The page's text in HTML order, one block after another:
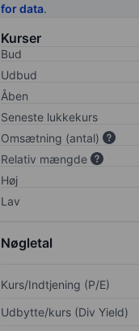
for data.
Kurser
Bud
Udbud
Åben
Seneste lukkekurs
Omsætning (antal)
Relativ mængde
Høj
Lav
Nøgletal
Kurs/Indtjening (P/E)
Udbytte/kurs (Div Yield)